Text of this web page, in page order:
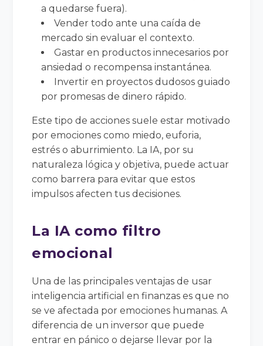
a quedarse fuera).
Vender todo ante una caída de
mercado sin evaluar el contexto.
Gastar en productos innecesarios por
ansiedad o recompensa instantánea.
Invertir en proyectos dudosos guiado
por promesas de dinero rápido.
Este tipo de acciones suele estar motivado
por emociones como miedo, euforia,
estrés o aburrimiento. La IA, por su
naturaleza lógica y objetiva, puede actuar
como barrera para evitar que estos
impulsos afecten tus decisiones.
La IA como filtro
emocional
Una de las principales ventajas de usar
inteligencia artificial en finanzas es que no
se ve afectada por emociones humanas. A
diferencia de un inversor que puede
entrar en pánico o dejarse llevar por la